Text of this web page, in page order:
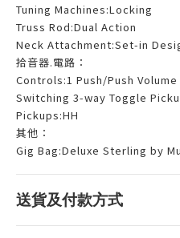
Tuning Machines:Locking
Truss Rod:Dual Action
Neck Attachment:Set-in
拾音器.電路：
Controls:1 Push/Push
Switching 3-way Toggle
Pickups:HH
其他：
Gig Bag:Deluxe Sterling by
送貨及付款方式